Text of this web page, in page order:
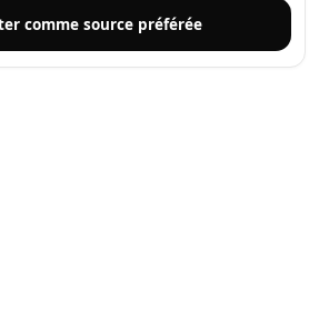
comme source préférée